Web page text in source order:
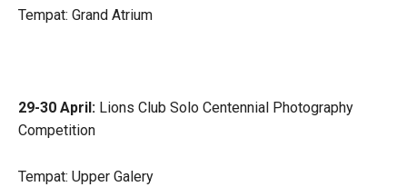
Tempat: Grand Atrium
29-30 April: Lions Club Solo Centennial Photography
Competition
Tempat: Upper Galery